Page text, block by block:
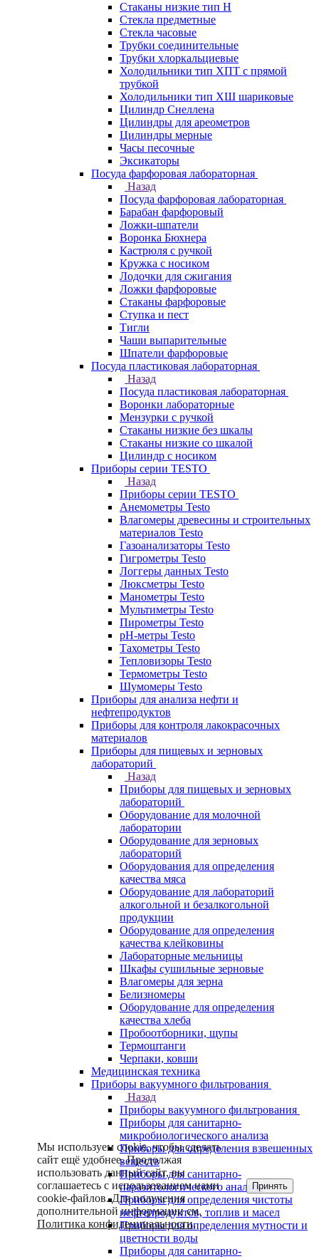
Стаканы низкие тип Н
Стекла предметные
Стекла часовые
Трубки соединительные
Трубки хлоркальциевые
Холодильники тип ХПТ с прямой
трубкой
Холодильники тип ХШ шариковые
Цилиндр Снеллена
Цилиндры для ареометров
Цилиндры мерные
Часы песочные
Эксикаторы
Посуда фарфоровая лабораторная
Назад
Посуда фарфоровая лабораторная
Барабан фарфоровый
Ложки-шпатели
Воронка Бюхнера
Кастрюля с ручкой
Кружка с носиком
Лодочки для сжигания
Ложки фарфоровые
Стаканы фарфоровые
Ступка и пест
Тигли
Чаши выпарительные
Шпатели фарфоровые
Посуда пластиковая лабораторная
Назад
Посуда пластиковая лабораторная
Воронки лабораторные
Мензурки с ручкой
Стаканы низкие без шкалы
Стаканы низкие со шкалой
Цилиндр с носиком
Приборы серии TESTO
Назад
Приборы серии TESTO
Анемометры Testo
Влагомеры древесины и строительных
материалов Testo
Газоанализаторы Testo
Гигрометры Testo
Логгеры данных Testo
Люксметры Testo
Манометры Testo
Мультиметры Testo
Пирометры Testo
pH-метры Testo
Тахометры Testo
Тепловизоры Testo
Термометры Testo
Шумомеры Testo
Приборы для анализа нефти и
нефтепродуктов
Приборы для контроля лакокрасочных
материалов
Приборы для пищевых и зерновых
лабораторий
Назад
Приборы для пищевых и зерновых
лабораторий
Оборудование для молочной
лаборатории
Оборудование для зерновых
лабораторий
Оборудования для определения
качества мяса
Оборудование для лабораторий
алкогольной и безалкогольной
продукции
Оборудование для определения
качества клейковины
Лабораторные мельницы
Шкафы сушильные зерновые
Влагомеры для зерна
Белизномеры
Оборудование для определения
качества хлеба
Пробоотборники, щупы
Термоштанги
Черпаки, ковши
Медицинская техника
Приборы вакуумного фильтрования
Назад
Приборы вакуумного фильтрования
Приборы для санитарно-
микробиологического анализа
Приборы для определения взвешенных
веществ
Приборы для санитарно-
паразитологического анализа
Приборы для определения чистоты
нефтепродуктов, топлив и масел
Приборы для определения мутности и
цветности воды
Приборы для санитарно-
Мы используем cookie, чтобы сделать
сайт ещё удобнее. Продолжая
использовать данный сайт, вы
соглашаетесь с использованием нами
cookie-файлов. Для получения
дополнительной информации см.
Политика конфиденциальности.
Принять